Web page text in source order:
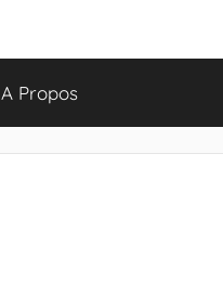
A Propos